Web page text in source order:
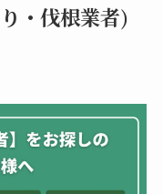
・伐根業者)